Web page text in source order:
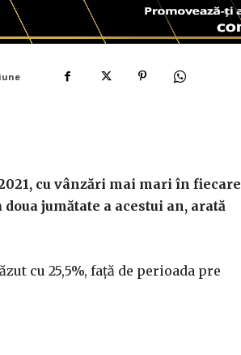
cu vânzări mai mari în fiecare
jumătate a acestui an, arată
cu 25,5%, faţă de perioada pre